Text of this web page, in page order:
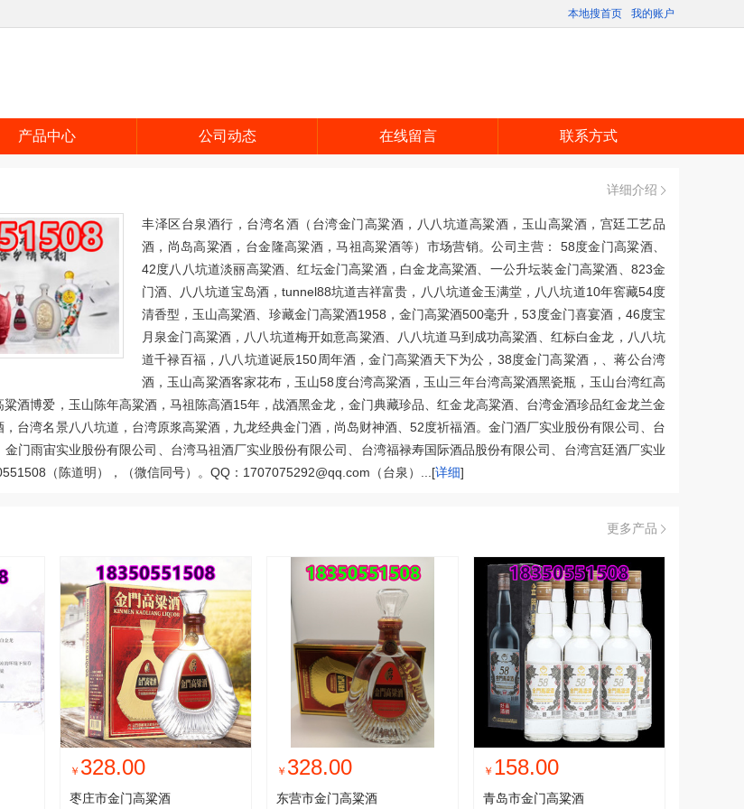
本地搜首页 我的账户
产品中心 公司动态 在线留言 联系方式
详细介绍
丰泽区台泉酒行，台湾名酒（台湾金门高粱酒，八八坑道高粱酒，玉山高粱酒，宫廷工艺品
酒，尚岛高粱酒，台金隆高粱酒，马祖高粱酒等）市场营销。公司主营： 58度金门高粱酒、
42度八八坑道淡丽高粱酒、红坛金门高粱酒，白金龙高粱酒、一公升坛装金门高粱酒、823金
门酒、八八坑道宝岛酒，tunnel88坑道吉祥富贵，八八坑道金玉满堂，八八坑道10年窖藏54度
清香型，玉山高粱酒、珍藏金门高粱酒1958，金门高粱酒500毫升，53度金门喜宴酒，46度宝
月泉金门高粱酒，八八坑道梅开如意高粱酒、八八坑道马到成功高粱酒、红标白金龙，八八坑
道千禄百福，八八坑道诞辰150周年酒，金门高粱酒天下为公，38度金门高粱酒，、蒋公台湾
酒，玉山高粱酒客家花布，玉山58度台湾高粱酒，玉山三年台湾高粱酒黑瓷瓶，玉山台湾红高
酒博爱，玉山陈年高粱酒，马祖陈高酒15年，战酒黑金龙，金门典藏珍品、红金龙高粱酒、台湾金酒珍品红金龙兰金
台湾名景八八坑道，台湾原浆高粱酒，九龙经典金门酒，尚岛财神酒、52度祈福酒。金门酒厂实业股份有限公司、台
门雨宙实业股份有限公司、台湾马祖酒厂实业股份有限公司、台湾福禄寿国际酒品股份有限公司、台湾宫廷酒厂实业
（陈道明），（微信同号）。QQ：1707075292@qq.com（台泉）...[详细]
更多产品
￥ 328.00
枣庄市金门高粱酒
￥ 328.00
东营市金门高粱酒
￥ 158.00
青岛市金门高粱酒